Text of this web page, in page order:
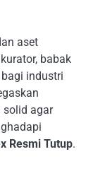
aset
babak
industri
solid agar
Resmi Tutup.